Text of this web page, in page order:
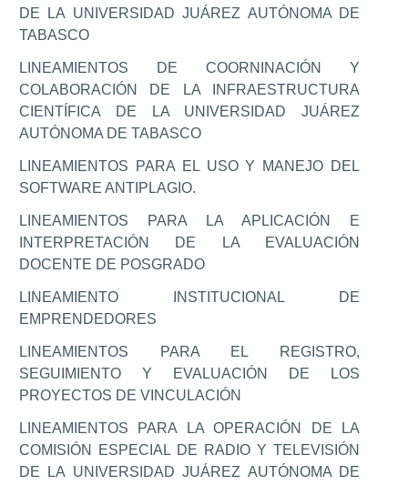
DE LA UNIVERSIDAD JUÁREZ AUTÓNOMA DE
TABASCO
LINEAMIENTOS DE COORNINACIÓN Y
COLABORACIÓN DE LA INFRAESTRUCTURA
CIENTÍFICA DE LA UNIVERSIDAD JUÁREZ
AUTÓNOMA DE TABASCO
LINEAMIENTOS PARA EL USO Y MANEJO DEL
SOFTWARE ANTIPLAGIO.
LINEAMIENTOS PARA LA APLICACIÓN E
INTERPRETACIÓN DE LA EVALUACIÓN
DOCENTE DE POSGRADO
LINEAMIENTO INSTITUCIONAL DE
EMPRENDEDORES
LINEAMIENTOS PARA EL REGISTRO,
SEGUIMIENTO Y EVALUACIÓN DE LOS
PROYECTOS DE VINCULACIÓN
LINEAMIENTOS PARA LA OPERACIÓN DE LA
COMISIÓN ESPECIAL DE RADIO Y TELEVISIÓN
DE LA UNIVERSIDAD JUÁREZ AUTÓNOMA DE